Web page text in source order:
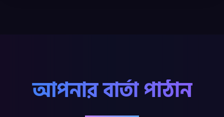
আপনার বার্তা পাঠান